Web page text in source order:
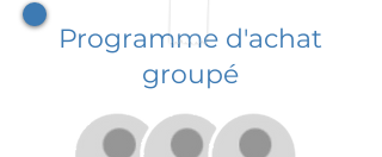
Programme d'achat
groupé